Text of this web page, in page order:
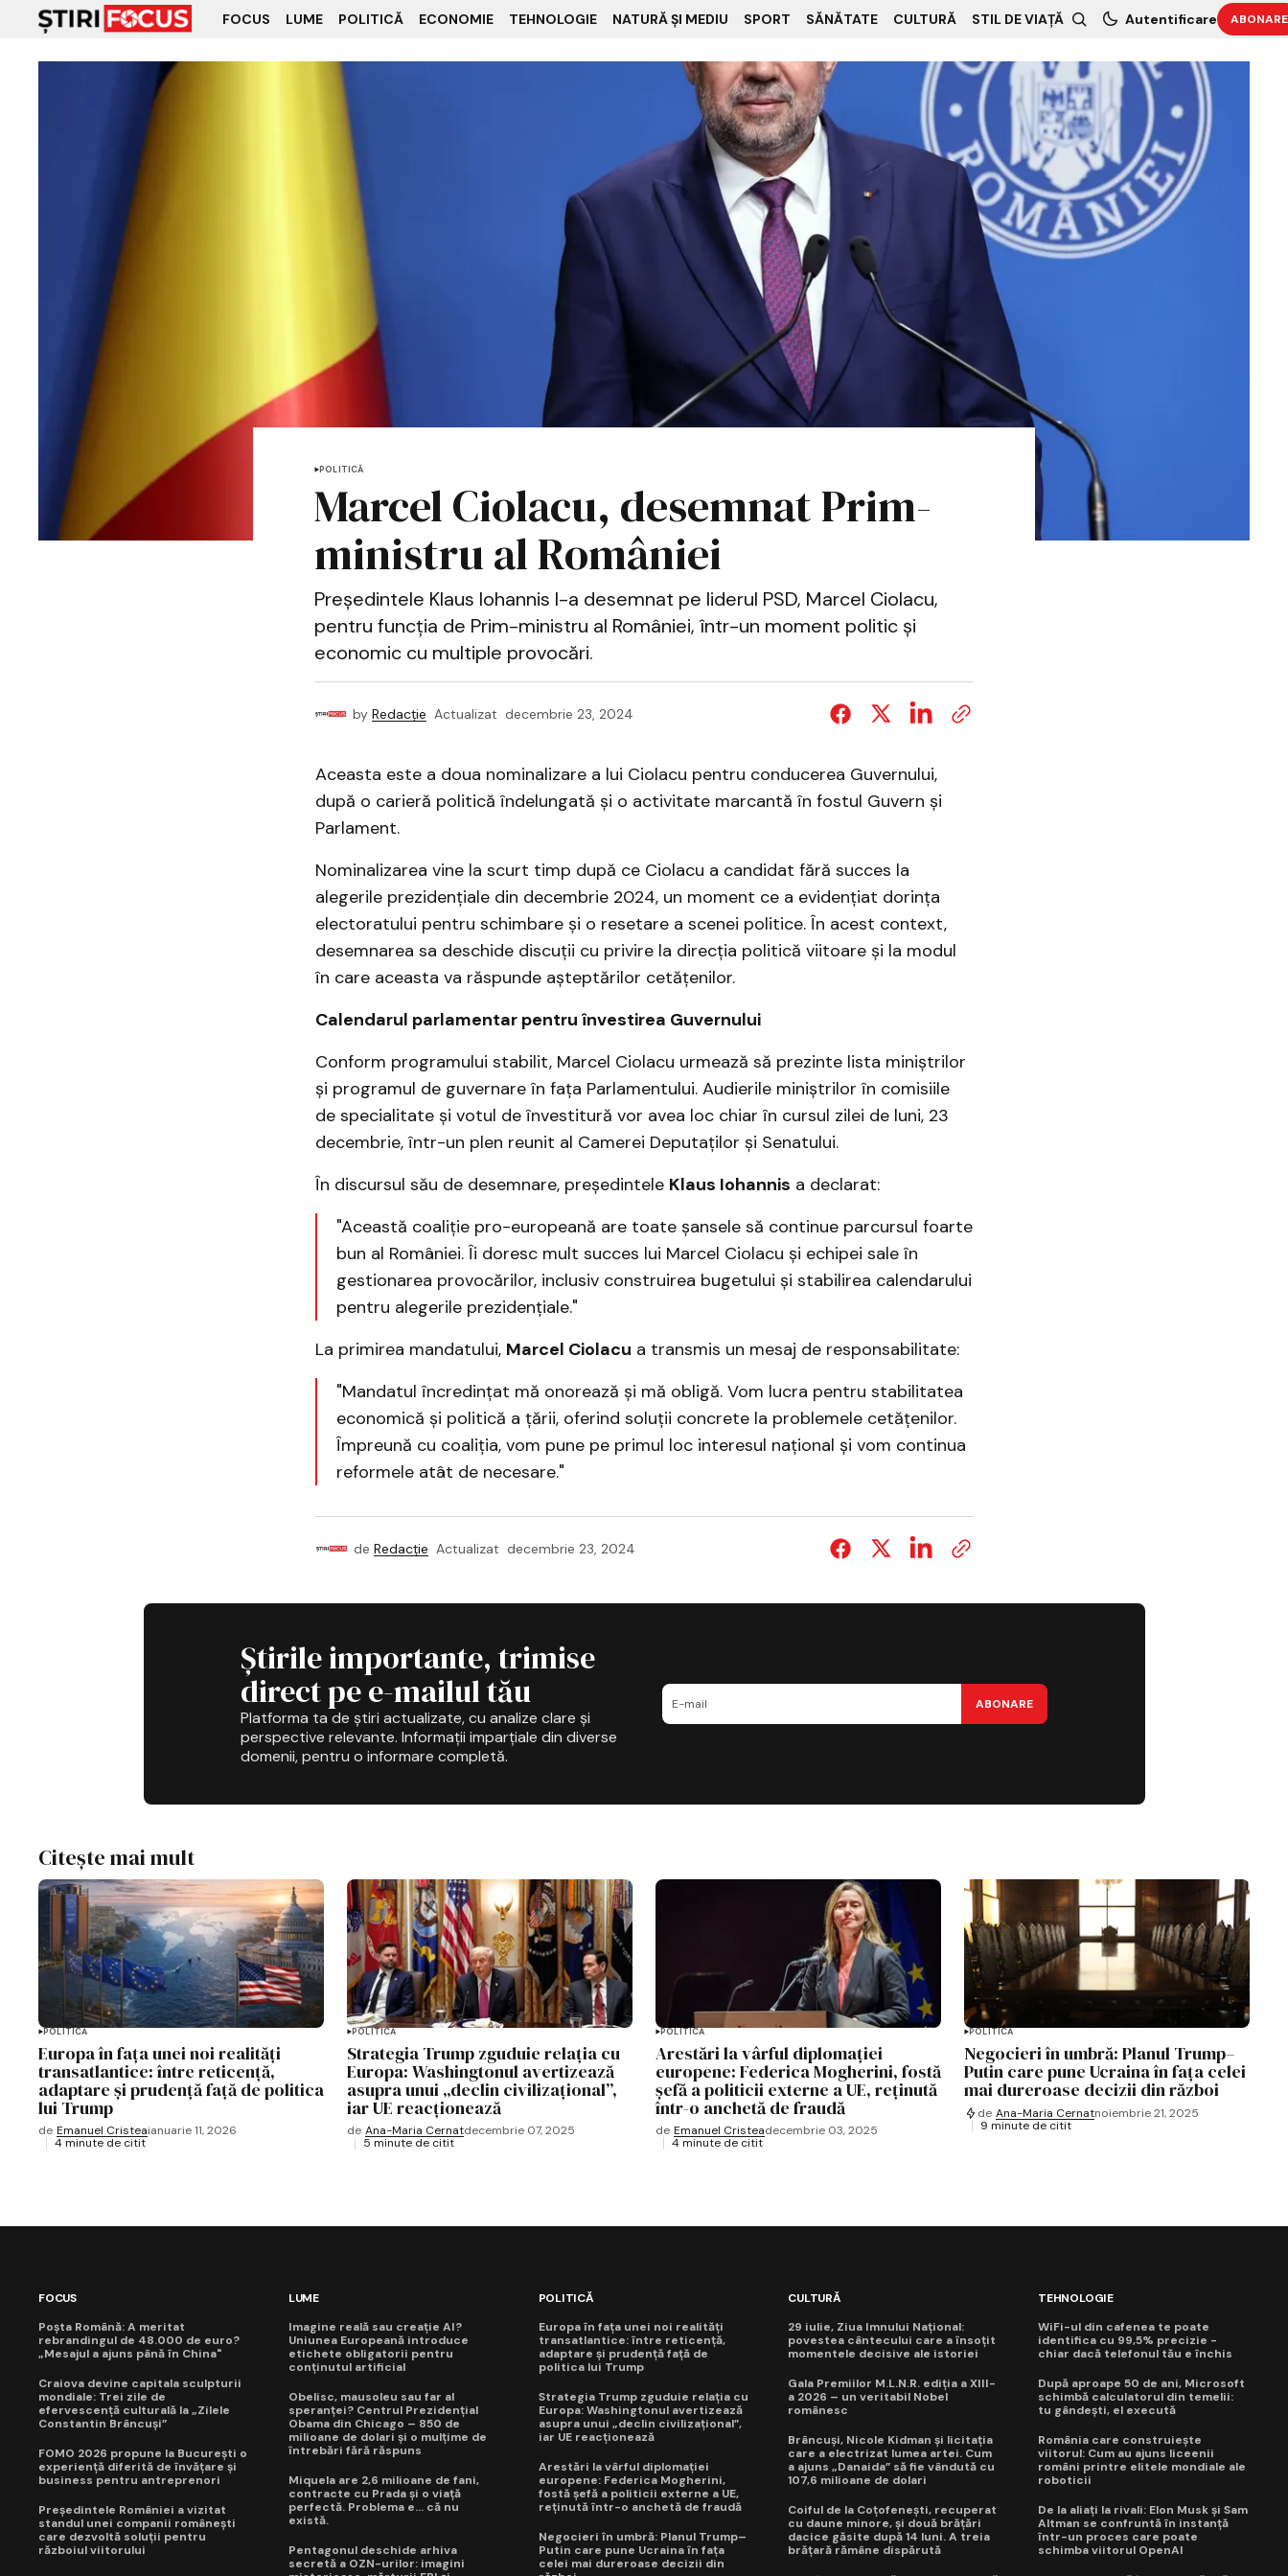
FOCUS LUME POLITICĂ ECONOMIE TEHNOLOGIE NATURĂ ȘI MEDIU SPORT SĂNĂTATE CULTURĂ STIL DE VIAȚĂ Autentificare ABONARE
POLITICĂ
Marcel Ciolacu, desemnat Prim-
ministru al României
Președintele Klaus Iohannis l-a desemnat pe liderul PSD, Marcel Ciolacu,
pentru funcția de Prim-ministru al României, într-un moment politic și
economic cu multiple provocări.
by Redacție Actualizat decembrie 23, 2024
Aceasta este a doua nominalizare a lui Ciolacu pentru conducerea Guvernului,
după o carieră politică îndelungată și o activitate marcantă în fostul Guvern și
Parlament.
Nominalizarea vine la scurt timp după ce Ciolacu a candidat fără succes la
alegerile prezidențiale din decembrie 2024, un moment ce a evidențiat dorința
electoratului pentru schimbare și o resetare a scenei politice. În acest context,
desemnarea sa deschide discuții cu privire la direcția politică viitoare și la modul
în care aceasta va răspunde așteptărilor cetățenilor.
Calendarul parlamentar pentru învestirea Guvernului
Conform programului stabilit, Marcel Ciolacu urmează să prezinte lista miniștrilor
și programul de guvernare în fața Parlamentului. Audierile miniștrilor în comisiile
de specialitate și votul de învestitură vor avea loc chiar în cursul zilei de luni, 23
decembrie, într-un plen reunit al Camerei Deputaților și Senatului.
În discursul său de desemnare, președintele Klaus Iohannis a declarat:
"Această coaliție pro-europeană are toate șansele să continue parcursul foarte
bun al României. Îi doresc mult succes lui Marcel Ciolacu și echipei sale în
gestionarea provocărilor, inclusiv construirea bugetului și stabilirea calendarului
pentru alegerile prezidențiale."
La primirea mandatului, Marcel Ciolacu a transmis un mesaj de responsabilitate:
"Mandatul încredințat mă onorează și mă obligă. Vom lucra pentru stabilitatea
economică și politică a țării, oferind soluții concrete la problemele cetățenilor.
Împreună cu coaliția, vom pune pe primul loc interesul național și vom continua
reformele atât de necesare."
de Redacție Actualizat decembrie 23, 2024
Știrile importante, trimise
direct pe e-mailul tău
Platforma ta de știri actualizate, cu analize clare și
perspective relevante. Informații imparțiale din diverse
domenii, pentru o informare completă.
ABONARE
Citește mai mult
POLITICĂ
Europa în fața unei noi realități
transatlantice: între reticență,
adaptare și prudență față de politica
lui Trump
de Emanuel Cristeaianuarie 11, 2026
4 minute de citit
POLITICĂ
Strategia Trump zguduie relația cu
Europa: Washingtonul avertizează
asupra unui „declin civilizațional”,
iar UE reacționează
de Ana-Maria Cernatdecembrie 07, 2025
5 minute de citit
POLITICĂ
Arestări la vârful diplomației
europene: Federica Mogherini, fostă
șefă a politicii externe a UE, reținută
într-o anchetă de fraudă
de Emanuel Cristeadecembrie 03, 2025
4 minute de citit
POLITICĂ
Negocieri în umbră: Planul Trump–
Putin care pune Ucraina în fața celei
mai dureroase decizii din război
de Ana-Maria Cernatnoiembrie 21, 2025
9 minute de citit
FOCUS
Poșta Română: A meritat
rebrandingul de 48.000 de euro?
„Mesajul a ajuns până în China"
Craiova devine capitala sculpturii
mondiale: Trei zile de
efervescență culturală la „Zilele
Constantin Brâncuși”
FOMO 2026 propune la București o
experiență diferită de învățare și
business pentru antreprenori
Președintele României a vizitat
standul unei companii românești
care dezvoltă soluții pentru
războiul viitorului
LUME
Imagine reală sau creație AI?
Uniunea Europeană introduce
etichete obligatorii pentru
conținutul artificial
Obelisc, mausoleu sau far al
speranței? Centrul Prezidențial
Obama din Chicago – 850 de
milioane de dolari și o mulțime de
întrebări fără răspuns
Miquela are 2,6 milioane de fani,
contracte cu Prada și o viață
perfectă. Problema e... că nu
există.
Pentagonul deschide arhiva
secretă a OZN-urilor: imagini
POLITICĂ
Europa în fața unei noi realități
transatlantice: între reticență,
adaptare și prudență față de
politica lui Trump
Strategia Trump zguduie relația cu
Europa: Washingtonul avertizează
asupra unui „declin civilizațional”,
iar UE reacționează
Arestări la vârful diplomației
europene: Federica Mogherini,
fostă șefă a politicii externe a UE,
reținută într-o anchetă de fraudă
Negocieri în umbră: Planul Trump–
Putin care pune Ucraina în fața
celei mai dureroase decizii din
CULTURĂ
29 iulie, Ziua Imnului Național:
povestea cântecului care a însoțit
momentele decisive ale istoriei
Gala Premiilor M.L.N.R. ediția a XIII-
a 2026 – un veritabil Nobel
românesc
Brâncuși, Nicole Kidman și licitația
care a electrizat lumea artei. Cum
a ajuns „Danaida” să fie vândută cu
107,6 milioane de dolari
Coiful de la Coțofenești, recuperat
cu daune minore, și două brățări
dacice găsite după 14 luni. A treia
brățară rămâne dispărută
TEHNOLOGIE
WiFi-ul din cafenea te poate
identifica cu 99,5% precizie -
chiar dacă telefonul tău e închis
După aproape 50 de ani, Microsoft
schimbă calculatorul din temelii:
tu gândești, el execută
România care construiește
viitorul: Cum au ajuns liceenii
români printre elitele mondiale ale
roboticii
De la aliați la rivali: Elon Musk și Sam
Altman se confruntă în instanță
într-un proces care poate
schimba viitorul OpenAI